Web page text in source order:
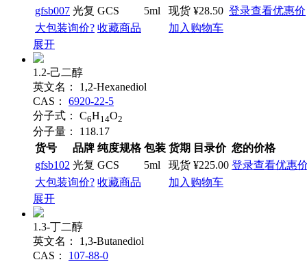
gfsb007 光复 GCS 5ml 现货 ¥28.50 登录查看优惠价
大包装询价? 收藏商品
加入购物车
展开
1.2-己二醇
英文名：
1,2-Hexanediol
CAS：
6920-22-5
分子式：
C6H14O2
分子量：
118.17
货号
品牌 纯度规格 包装 货期 目录价 您的价格
gfsb102 光复 GCS 5ml 现货 ¥225.00 登录查看优惠价
大包装询价? 收藏商品
加入购物车
展开
1.3-丁二醇
英文名：
1,3-Butanediol
CAS：
107-88-0